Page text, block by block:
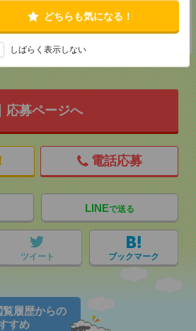
どちらも気になる！
しばらく表示しない
ード2000円分をプレゼント中★
応募ページへ
電話応募
LINEで送る
ツイート ブックマーク
覧履歴からの
すめ